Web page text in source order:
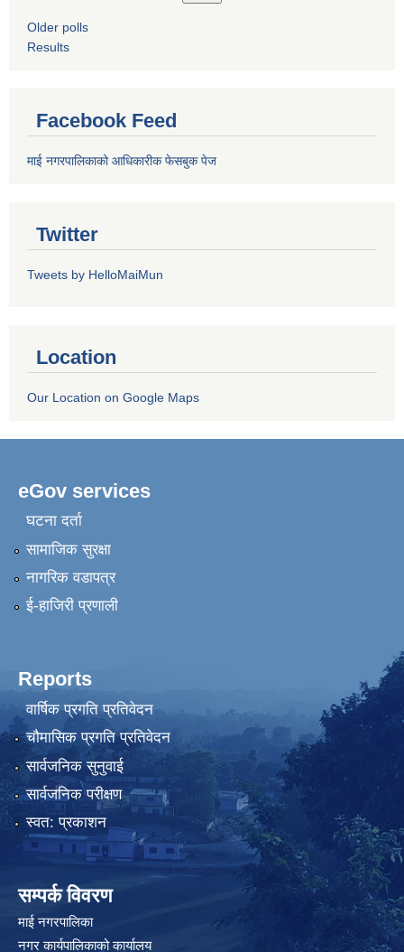
Older polls
Results
Facebook Feed
माई नगरपालिकाको आधिकारीक फेसबुक पेज
Twitter
Tweets by HelloMaiMun
Location
Our Location on Google Maps
eGov services
घटना दर्ता
सामाजिक सुरक्षा
नागरिक वडापत्र
ई-हाजिरी प्रणाली
Reports
वार्षिक प्रगति प्रतिवेदन
चौमासिक प्रगति प्रतिवेदन
सार्वजनिक सुनुवाई
सार्वजनिक परीक्षण
स्वत: प्रकाशन
सम्पर्क विवरण
माई नगरपालिका
नगर कार्यपालिकाको कार्यालय